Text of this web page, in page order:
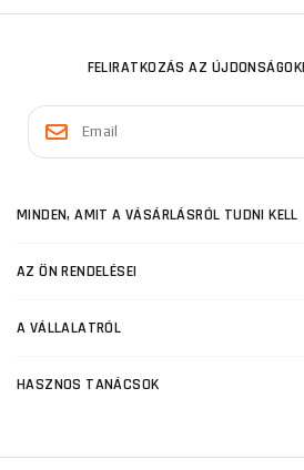
FELIRATKOZÁS AZ
MINDEN, AMIT A VÁSÁRLÁSRÓL TUDNI KELL
AZ ÖN RENDELÉSEI
A VÁLLALATRÓL
HASZNOS TANÁCSOK